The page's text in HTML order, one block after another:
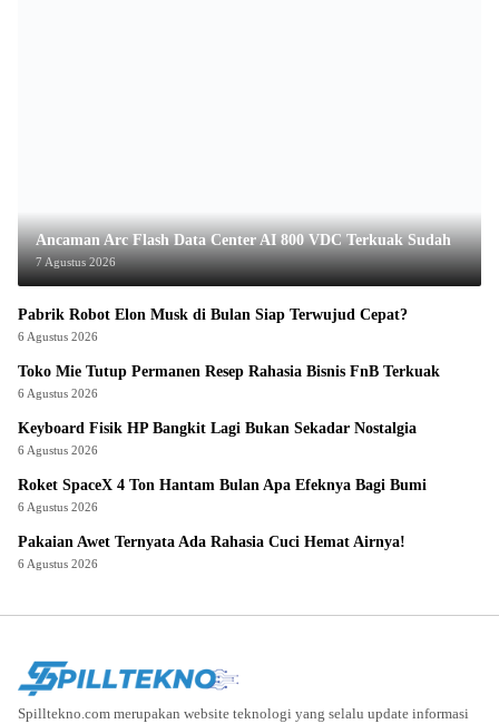
Ancaman Arc Flash Data Center AI 800 VDC Terkuak Sudah
7 Agustus 2026
Pabrik Robot Elon Musk di Bulan Siap Terwujud Cepat?
6 Agustus 2026
Toko Mie Tutup Permanen Resep Rahasia Bisnis FnB Terkuak
6 Agustus 2026
Keyboard Fisik HP Bangkit Lagi Bukan Sekadar Nostalgia
6 Agustus 2026
Roket SpaceX 4 Ton Hantam Bulan Apa Efeknya Bagi Bumi
6 Agustus 2026
Pakaian Awet Ternyata Ada Rahasia Cuci Hemat Airnya!
6 Agustus 2026
Spilltekno.com merupakan website teknologi yang selalu update informasi